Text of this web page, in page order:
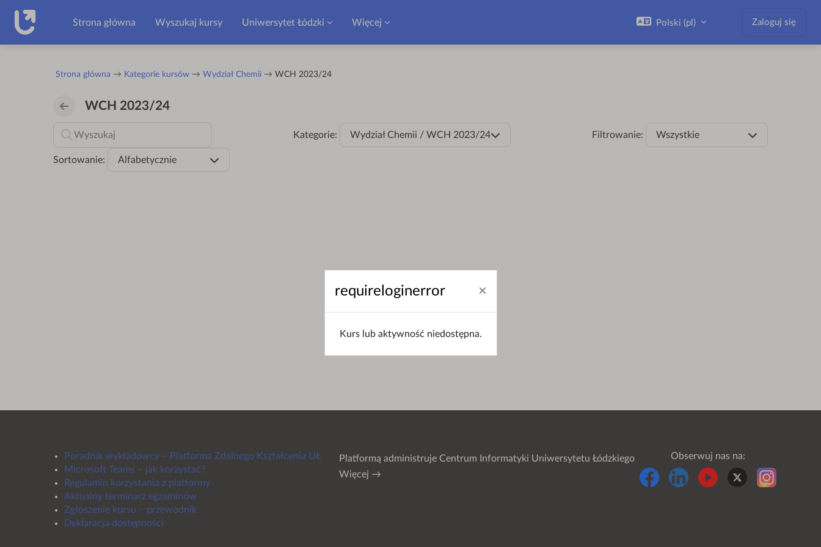
Strona główna
Wyszukaj kursy Uniwersytet Łódzki Więcej Polski ‎(pl)‎ Zaloguj się
Strona główna Kategorie kursów Wydział Chemii WCH 2023/24
WCH 2023/24
Kategorie: Wydział Chemii / WCH 2023/24 Filtrowanie: Wszystkie
Sortowanie: Alfabetycznie
Poradnik wykładowcy – Platforma Zdalnego Kształcenia UŁ
Microsoft Teams – jak korzystać?
Regulamin korzystania z platformy
Aktualny terminarz egzaminów
Zgłoszenie kursu – przewodnik
Deklaracja dostępności
Platformą administruje Centrum Informatyki Uniwersytetu Łódzkiego
Więcej →
Obserwuj nas na:
requireloginerror
Kurs lub aktywność niedostępna.